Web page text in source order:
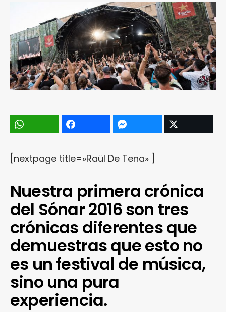
[nextpage title=»Raül De Tena» ]
Nuestra primera crónica
del Sónar 2016 son tres
crónicas diferentes que
demuestras que esto no
es un festival de música,
sino una pura
experiencia.